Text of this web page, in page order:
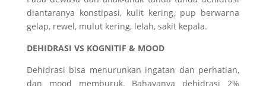
diantaranya konstipasi, kulit kering, pup berwarna
gelap, rewel, mulut kering, lelah, sakit kepala.
DEHIDRASI VS KOGNITIF & MOOD
Dehidrasi bisa menurunkan ingatan dan perhatian,
dan mood memburuk. Bahayanya dehidrasi 2%